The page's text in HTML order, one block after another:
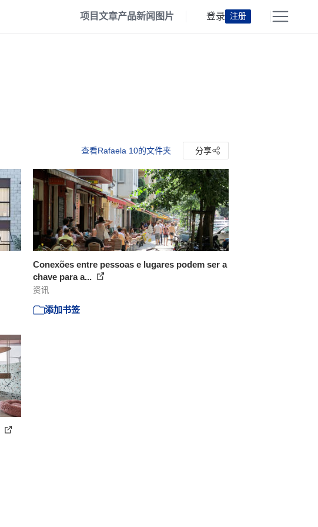
项目文章产品新闻 图片 登录 注册
查看Rafaela 10的文件夹 分享
Conexões entre pessoas e lugares podem ser a
chave para a...
资讯
添加书签